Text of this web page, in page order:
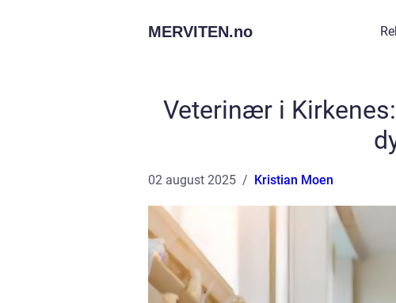
MERVITEN.no
Veterinær i
02 august 2025 Kristian Moen